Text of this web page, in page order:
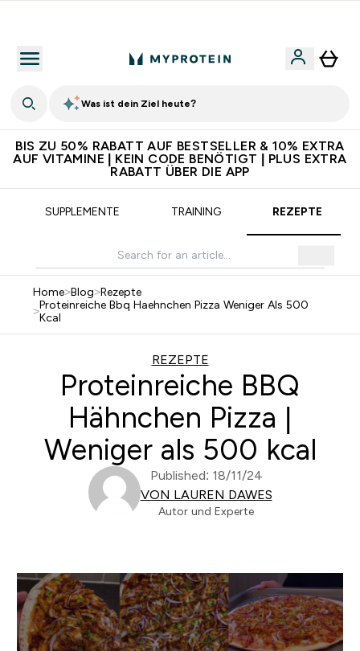
Was ist dein Ziel heute?
BIS ZU 50% RABATT AUF BESTSELLER & 10% EXTRA
AUF VITAMINE | KEIN CODE BENÖTIGT | PLUS EXTRA
RABATT ÜBER DIE APP
SUPPLEMENTE TRAINING REZEPTE
Home>Blog>Rezepte
>Proteinreiche Bbq Haehnchen Pizza Weniger Als 500
Kcal
REZEPTE
Proteinreiche BBQ
Hähnchen Pizza |
Weniger als 500 kcal
Published: 18/11/24
VON LAUREN DAWES
Autor und Experte